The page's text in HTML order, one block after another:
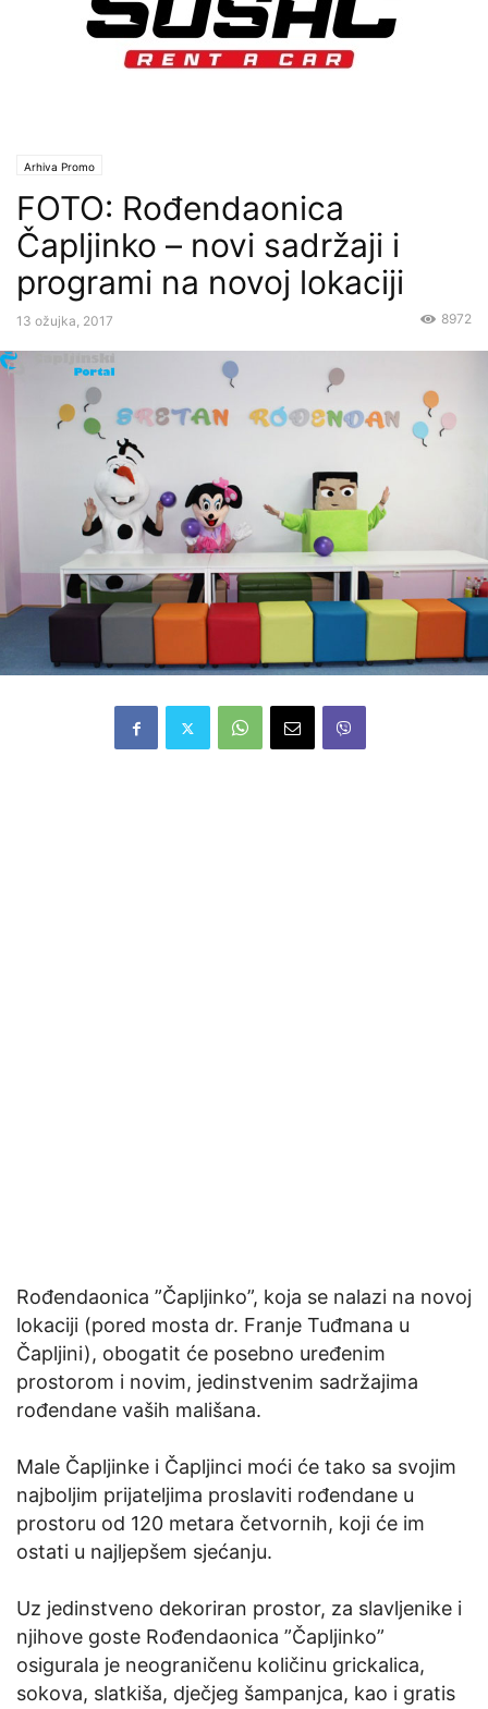
Arhiva Promo
FOTO: Rođendaonica
Čapljinko – novi sadržaji i
programi na novoj lokaciji
13 ožujka, 2017 8972
Rođendaonica ”Čapljinko”, koja se nalazi na novoj
lokaciji (pored mosta dr. Franje Tuđmana u
Čapljini), obogatit će posebno uređenim
prostorom i novim, jedinstvenim sadržajima
rođendane vaših mališana.
Male Čapljinke i Čapljinci moći će tako sa svojim
najboljim prijateljima proslaviti rođendane u
prostoru od 120 metara četvornih, koji će im
ostati u najljepšem sjećanju.
Uz jedinstveno dekoriran prostor, za slavljenike i
njihove goste Rođendaonica ”Čapljinko”
osigurala je neograničenu količinu grickalica,
sokova, slatkiša, dječjeg šampanjca, kao i gratis